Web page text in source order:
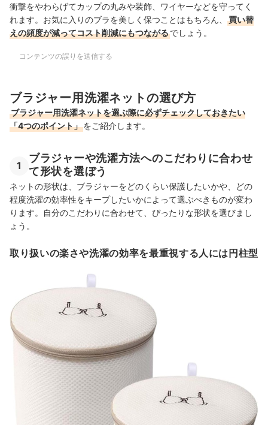
衝撃をやわらげてカップの丸みや装飾、ワイヤーなどを守ってく
れます。お気に入りのブラを美しく保つことはもちろん、
買い替
えの頻度が減ってコスト削減にもつながるでしょう。
コンテンツの誤りを送信する
ブラジャー用洗濯ネットの選び方
ブラジャー用洗濯ネットを選ぶ際に必ずチェックしておきたい
「4つのポイント」をご紹介します。
1
ブラジャーや洗濯方法へのこだわりに合わせ
て形状を選ぼう
ネットの形状は、ブラジャーをどのくらい保護したいかや、どの
程度洗濯の効率性をキープしたいかによって選ぶべきものが変わ
ります。自分のこだわりに合わせて、ぴったりな形状を選びまし
ょう。
取り扱いの楽さや洗濯の効率を最重視する人には円柱型